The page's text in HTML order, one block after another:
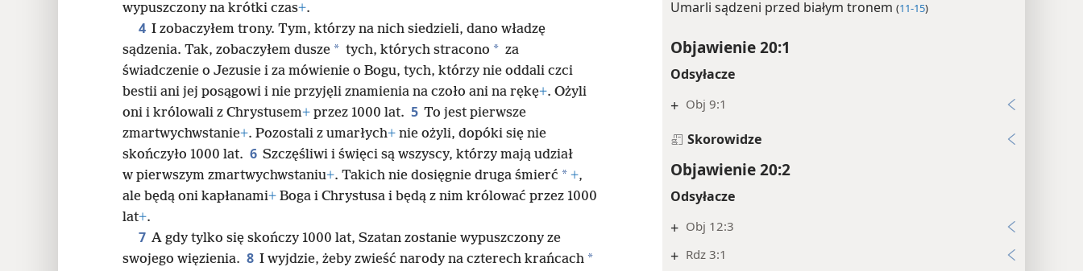
Umarli sądzeni przed białym tronem (11-15)
Objawienie 20:1
Odsyłacze
+ Obj 9:1
Skorowidze
Objawienie 20:2
Odsyłacze
+ Obj 12:3
+ Rdz 3:1
wypuszczony na krótki czas+.
4 I zobaczyłem trony. Tym, którzy na nich siedzieli, dano władzę
sądzenia. Tak, zobaczyłem dusze * tych, których stracono * za
świadczenie o Jezusie i za mówienie o Bogu, tych, którzy nie oddali czci
bestii ani jej posągowi i nie przyjęli znamienia na czoło ani na rękę+. Ożyli
oni i królowali z Chrystusem+ przez 1000 lat. 5 To jest pierwsze
zmartwychwstanie+. Pozostali z umarłych+ nie ożyli, dopóki się nie
skończyło 1000 lat. 6 Szczęśliwi i święci są wszyscy, którzy mają udział
w pierwszym zmartwychwstaniu+. Takich nie dosięgnie druga śmierć * +,
ale będą oni kapłanami+ Boga i Chrystusa i będą z nim królować przez 1000
lat+.
7 A gdy tylko się skończy 1000 lat, Szatan zostanie wypuszczony ze
swojego więzienia. 8 I wyjdzie, żeby zwieść narody na czterech krańcach *